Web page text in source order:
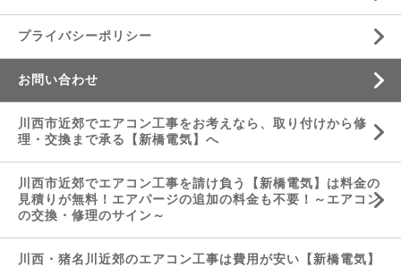
プライバシーポリシー
お問い合わせ
川西市近郊でエアコン工事をお考えなら、取り付けから修
理・交換まで承る【新橋電気】へ
川西市近郊でエアコン工事を請け負う【新橋電気】は料金の
見積りが無料！エアパージの追加の料金も不要！～エアコン
の交換・修理のサイン～
川西・猪名川近郊のエアコン工事は費用が安い【新橋電気】